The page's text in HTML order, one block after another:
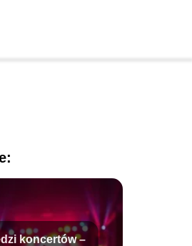
koncertów –